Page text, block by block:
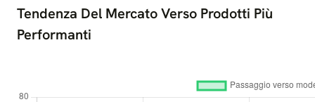
Tendenza Del Mercato Verso Prodotti Più
Performanti